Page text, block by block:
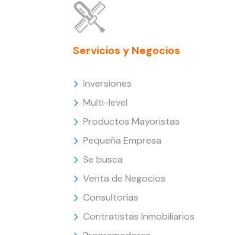
Servicios y Negocios
Inversiones
Multi-level
Productos Mayoristas
Pequeña Empresa
Se busca
Venta de Negocios
Consultorías
Contratistas Inmobiliarios